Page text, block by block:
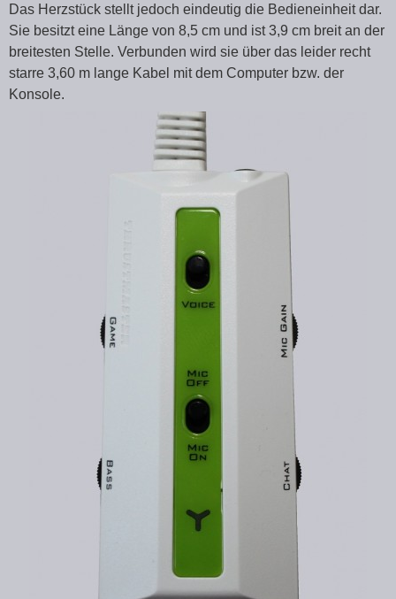
Das Herzstück stellt jedoch eindeutig die Bedieneinheit dar.
Sie besitzt eine Länge von 8,5 cm und ist 3,9 cm breit an der
breitesten Stelle. Verbunden wird sie über das leider recht
starre 3,60 m lange Kabel mit dem Computer bzw. der
Konsole.